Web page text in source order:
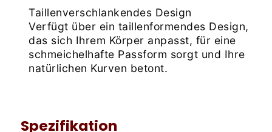
Taillenverschlankendes Design
Verfügt über ein taillenformendes Design,
das sich Ihrem Körper anpasst, für eine
schmeichelhafte Passform sorgt und Ihre
natürlichen Kurven betont.
Spezifikation